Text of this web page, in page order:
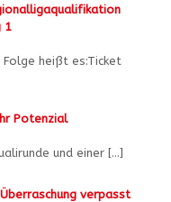
1
Folge heißt es:Ticket
Potenzial
und einer […]
verpasst